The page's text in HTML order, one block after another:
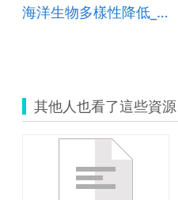
海洋生物多樣性降低_單元學習單
其他人也看了這些資源